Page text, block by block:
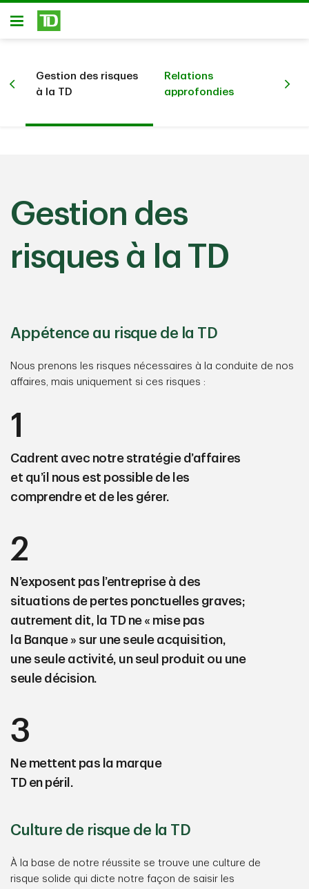
Passer au contenu principal
Ouvert
Gestion des risques
à la TD
Relations
approfondies
Gestion des
risques à la TD
Appétence au risque de la TD
Nous prenons les risques nécessaires à la conduite de nos
affaires, mais uniquement si ces risques :
1
Cadrent avec notre stratégie d’affaires
et qu’il nous est possible de les
comprendre et de les gérer.
2
N’exposent pas l’entreprise à des
situations de pertes ponctuelles graves;
autrement dit, la TD ne « mise pas
la Banque » sur une seule acquisition,
une seule activité, un seul produit ou une
seule décision.
3
Ne mettent pas la marque
TD en péril.
Culture de risque de la TD
À la base de notre réussite se trouve une culture de
risque solide qui dicte notre façon de saisir les